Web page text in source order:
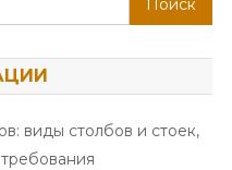
Поиск
виды столбов и стоек,